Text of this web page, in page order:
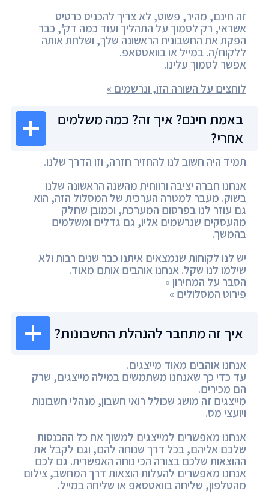
זה חינם, מהיר, פשוט, לא צריך להכניס כרטיס
אשראי, רק לסמוך על התהליך ועוד כמה דק', כבר
הפקת את החשבונית הראשונה שלך, ושלחת אותה
ללקוח/ה. במייל או בוואטסאפ.
אפשר לסמוך עלינו.
לוחצים על השורה הזו, ונרשמים »
באמת חינם? איך זה? כמה משלמים
אחרי?
תמיד היה חשוב לנו להחזיר חזרה, וזו הדרך שלנו.
אנחנו חברה יציבה ורווחית מהשנה הראשונה שלנו
בשוק. מעבר למטרה הערכית של המסלול הזה, הוא
גם עוזר לנו בפרסום המערכת, וכמובן שחלק
מהעסקים שנרשמים אליו, גם גדלים ומשלמים
בהמשך.
יש לנו לקוחות שנמצאים איתנו כבר שנים רבות ולא
שילמו לנו שקל. אנחנו אוהבים אותם מאוד.
הסבר על המחירון »
פירוט המסלולים »
איך זה מתחבר להנהלת החשבונות?
אנחנו אוהבים מאוד מייצגים.
עד כדי כך שאנחנו משתמשים במילה מייצגים, שרק
הם מכירים.
מייצגים זה מושג שכולל רואי חשבון, מנהלי חשבונות
ויועצי מס.
אנחנו מאפשרים למייצגים למשוך את כל ההכנסות
שלכם אליהם, בכל דרך שנוחה להם, וגם לקבל את
ההוצאות שלכם בצורה הכי נוחה האפשרית. גם לכם
אנחנו מאפשרים להעלות הוצאות דרך המחשב, צילום
מהטלפון, שליחה בוואטסאפ או שליחה במייל.